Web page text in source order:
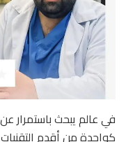
في عالم يبحث باستمرار
كواحدة من أقدم التقنيات